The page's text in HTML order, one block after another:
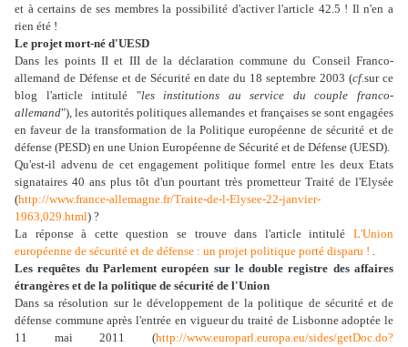
et à certains de ses membres la possibilité d'activer l'article 42.5 ! Il n'en a
rien été !
Le projet mort-né d'UESD
Dans les points II et III de la déclaration commune du Conseil Franco-
allemand de Défense et de Sécurité en date du 18 septembre 2003 (cf.sur ce
blog l'article intitulé "les institutions au service du
couple franco-
allemand"), les autorités politiques allemandes et françaises se sont engagées
en faveur de la transformation de la Politique européenne de sécurité et de
défense (PESD) en une Union Européenne de Sécurité et de Défense (UESD).
Qu'est-il advenu de cet engagement politique formel entre les deux Etats
signataires 40 ans plus tôt d'un pourtant très prometteur Traité de l'Elysée
(http://www.france-allemagne.fr/Traite-de-l-Elysee-22-janvier-
1963,029.html) ?
La réponse à cette question se trouve dans l'article intitulé L'Union
européenne de sécurité et de défense : un projet politique porté disparu ! .
Les requêtes du Parlement européen sur le double registre des affaires
étrangères et de la politique de sécurité de l'Union
Dans sa résolution sur le développement de la politique de sécurité et de
défense commune après l'entrée en vigueur du traité de Lisbonne adoptée le
11 mai 2011 (http://www.europarl.europa.eu/sides/getDoc.do?